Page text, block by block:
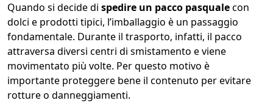
Quando si decide di spedire un pacco pasqualecon
dolci e prodotti tipici, l’imballaggio è un passaggio
fondamentale. Durante il trasporto, infatti, il pacco
attraversa diversi centri di smistamento e viene
movimentato più volte. Per questo motivo è
importante proteggere bene il contenuto per evitare
rotture o danneggiamenti.